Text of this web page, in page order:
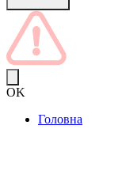
OK
Головна